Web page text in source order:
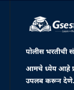
पोलीस भरतीची
आमचे ध्येय आहे
उपलब करून देणे.